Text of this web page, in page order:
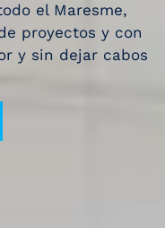
el Maresme,
proyectos y con
y sin dejar cabos